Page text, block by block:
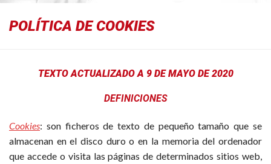
POLÍTICA DE COOKIES
TEXTO ACTUALIZADO A 9 DE MAYO DE 2020
DEFINICIONES
Cookies: son ficheros de texto de pequeño tamaño que se
almacenan en el disco duro o en la memoria del ordenador
que accede o visita las páginas de determinados sitios web,